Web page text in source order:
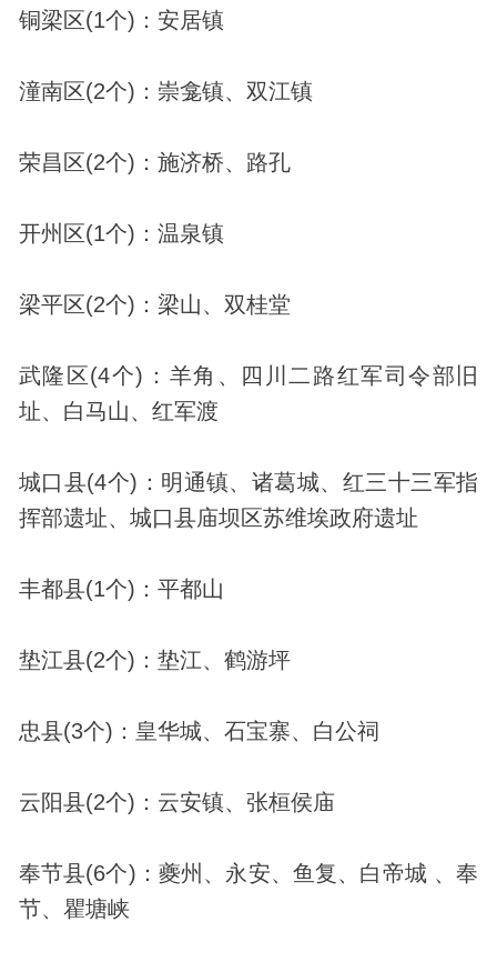
铜梁区(1个)：安居镇
潼南区(2个)：崇龛镇、双江镇
荣昌区(2个)：施济桥、路孔
开州区(1个)：温泉镇
梁平区(2个)：梁山、双桂堂
武隆区(4个)：羊角、四川二路红军司令部旧
址、白马山、红军渡
城口县(4个)：明通镇、诸葛城、红三十三军指
挥部遗址、城口县庙坝区苏维埃政府遗址
丰都县(1个)：平都山
垫江县(2个)：垫江、鹤游坪
忠县(3个)：皇华城、石宝寨、白公祠
云阳县(2个)：云安镇、张桓侯庙
奉节县(6个)：夔州、永安、鱼复、白帝城 、奉
节、瞿塘峡